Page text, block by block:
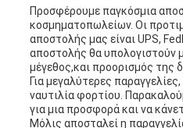
Προσφέρουμε παγκόσμια
κοσμηματοπωλείων. Οι
αποστολής μας είναι UPS,
αποστολής θα υπολογιστούν
μέγεθος,και προορισμός της
Για μεγαλύτερες
ναυτιλία φορτίου.
για μια προσφορά και να
Μόλις αποσταλεί η